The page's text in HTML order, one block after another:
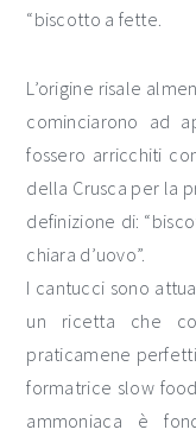
“biscotto a fette.
L’origine risale
cominciarono ad
fossero arricchiti
della Crusca per la
definizione di:
chiara d’uovo”.
I cantucci sono
un ricetta che
praticamene
formatrice slow
ammoniaca è